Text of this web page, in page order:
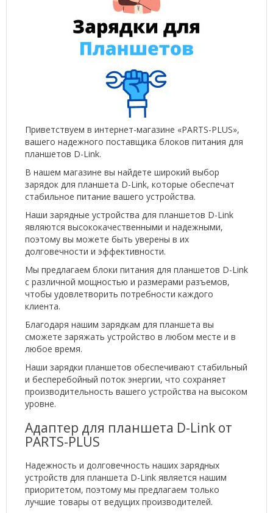
Приветствуем в интернет-магазине «PARTS-PLUS»,
вашего надежного поставщика блоков питания для
планшетов D-Link.
В нашем магазине вы найдете широкий выбор
зарядок для планшета D-Link, которые обеспечат
стабильное питание вашего устройства.
Наши зарядные устройства для планшетов D-Link
являются высококачественными и надежными,
поэтому вы можете быть уверены в их
долговечности и эффективности.
Мы предлагаем блоки питания для планшетов D-Link
с различной мощностью и размерами разъемов,
чтобы удовлетворить потребности каждого
клиента.
Благодаря нашим зарядкам для планшета вы
сможете заряжать устройство в любом месте и в
любое время.
Наши зарядки планшетов обеспечивают стабильный
и бесперебойный поток энергии, что сохраняет
производительность вашего устройства на высоком
уровне.
Адаптер для планшета D-Link от
PARTS-PLUS
Надежность и долговечность наших зарядных
устройств для планшета D-Link является нашим
приоритетом, поэтому мы предлагаем только
лучшие товары от ведущих производителей.